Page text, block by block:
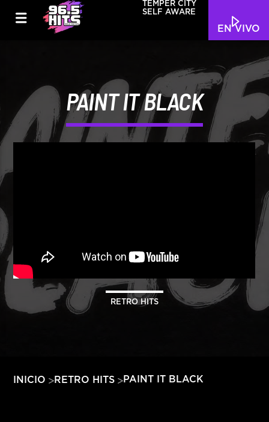
EN VIVO
TEMPER CITY
SELF AWARE
HITS – 96.5 FM
HITS
PAINT IT BLACK
RETRO HITS
INICIO RETRO HITS PAINT IT BLACK